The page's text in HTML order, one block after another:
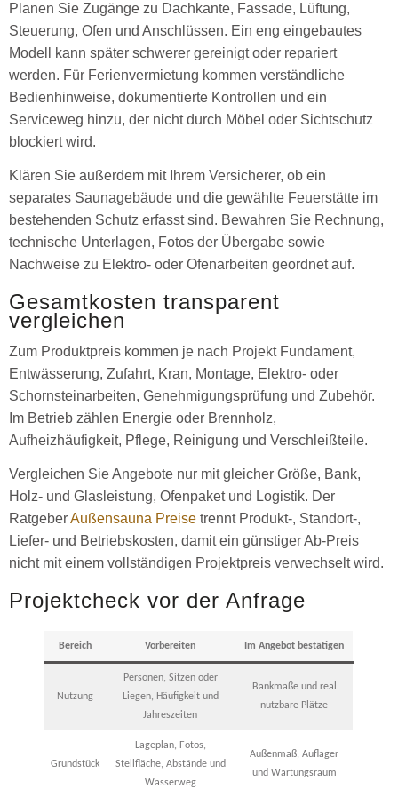
Planen Sie Zugänge zu Dachkante, Fassade, Lüftung,
Steuerung, Ofen und Anschlüssen. Ein eng eingebautes
Modell kann später schwerer gereinigt oder repariert
werden. Für Ferienvermietung kommen verständliche
Bedienhinweise, dokumentierte Kontrollen und ein
Serviceweg hinzu, der nicht durch Möbel oder Sichtschutz
blockiert wird.
Klären Sie außerdem mit Ihrem Versicherer, ob ein
separates Saunagebäude und die gewählte Feuerstätte im
bestehenden Schutz erfasst sind. Bewahren Sie Rechnung,
technische Unterlagen, Fotos der Übergabe sowie
Nachweise zu Elektro- oder Ofenarbeiten geordnet auf.
Gesamtkosten transparent
vergleichen
Zum Produktpreis kommen je nach Projekt Fundament,
Entwässerung, Zufahrt, Kran, Montage, Elektro- oder
Schornsteinarbeiten, Genehmigungsprüfung und Zubehör.
Im Betrieb zählen Energie oder Brennholz,
Aufheizhäufigkeit, Pflege, Reinigung und Verschleißteile.
Vergleichen Sie Angebote nur mit gleicher Größe, Bank,
Holz- und Glasleistung, Ofenpaket und Logistik. Der
RatgeberAußensauna Preise trennt Produkt-, Standort-,
Liefer- und Betriebskosten, damit ein günstiger Ab-Preis
nicht mit einem vollständigen Projektpreis verwechselt wird.
Projektcheck vor der Anfrage
Bereich Vorbereiten Im Angebot bestätigen
Nutzung
Personen, Sitzen oder
Liegen, Häufigkeit und
Jahreszeiten
Bankmaße und real
nutzbare Plätze
Grundstück
Lageplan, Fotos,
Stellfläche, Abstände und
Wasserweg
Außenmaß, Auflager
und Wartungsraum